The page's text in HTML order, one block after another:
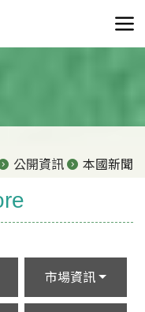
公開資訊 本國新聞
市場資訊